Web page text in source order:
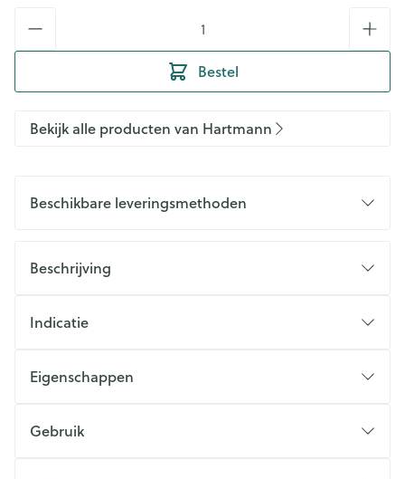
Bestel
Bekijk alle producten van Hartmann
Beschikbare leveringsmethoden
Beschrijving
Indicatie
Eigenschappen
Gebruik